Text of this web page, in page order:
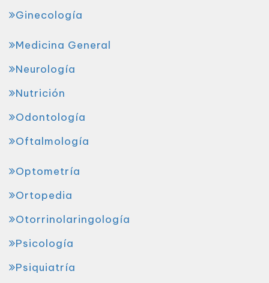
Ginecología
Medicina General
Neurología
Nutrición
Odontología
Oftalmología
Optometría
Ortopedia
Otorrinolaringología
Psicología
Psiquiatría